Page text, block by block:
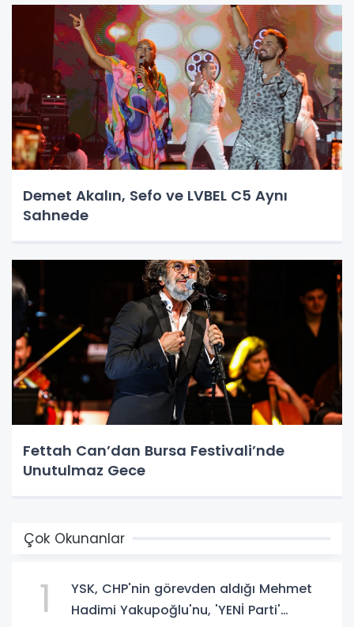
Demet Akalın, Sefo ve LVBEL C5 Aynı
Sahnede
Fettah Can’dan Bursa Festivali’nde
Unutulmaz Gece
Çok Okunanlar
1
YSK, CHP'nin görevden aldığı Mehmet
Hadimi Yakupoğlu'nu, 'YENİ Parti'